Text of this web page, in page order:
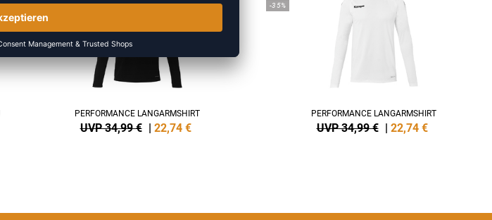
-35%
PERFORMANCE LANGARMSHIRT
UVP 34,99 € 22,74 €
-35%
PERFORMANCE LANGARMSHIRT
UVP 34,99 € 22,74 €